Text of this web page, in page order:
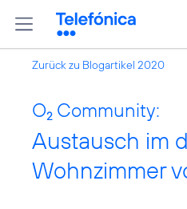
Zurück zu Blogartikel 2020
O2 Community:
Austausch im
Wohnzimmer